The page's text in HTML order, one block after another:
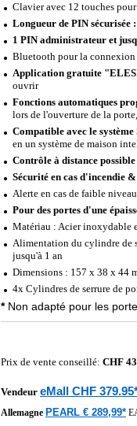
Clavier avec 12 touches
Longueur de PIN sécurisée
1 PIN administrateur et
Bluetooth pour la connexion
Application gratuite
ouvrir
Fonctions automatiques
lors de l'ouverture de la
Compatible avec le
en un système de maison
Contrôle à distance
Sécurité en cas d'incendie
Alerte en cas de faible
Pour des portes d'une
Matériau : Acier inoxydable
Alimentation du cylindre de
jusqu'à 1 an
Dimensions : 157 x 38 x 44
4x Cylindres de serrure de
*Non adapté pour les
Prix de vente conseillé: CHF
Vendeur eMall CHF
Allemagne PEARL € 289,99*